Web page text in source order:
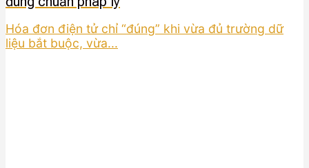
Hóa đơn điện tử chỉ “đúng” khi vừa đủ trường dữ
liệu bắt buộc, vừa...